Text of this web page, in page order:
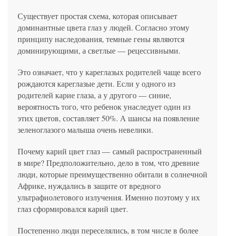
Существует простая схема, которая описывает
доминантные цвета глаз у людей. Согласно этому
принципу наследования, темные гены являются
доминирующими, а светлые — рецессивными.
Это означает, что у кареглазых родителей чаще всего
рождаются кареглазые дети. Если у одного из
родителей карие глаза, а у другого — синие,
вероятность того, что ребенок унаследует один из
этих цветов, составляет 50%. А шансы на появление
зеленоглазого малыша очень невелики.
Почему карий цвет глаз — самый распространенный
в мире? Предположительно, дело в том, что древние
люди, которые преимущественно обитали в солнечной
Африке, нуждались в защите от вредного
ультрафиолетового излучения. Именно поэтому у их
глаз сформировался карий цвет.
Постепенно люди переселялись, в том числе в более